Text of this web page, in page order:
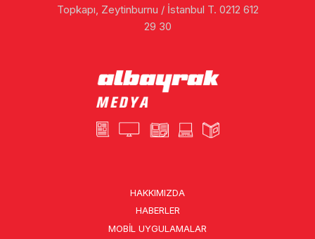
Topkapı, Zeytinburnu / İstanbul T. 0212 612
29 30
HAKKIMIZDA
HABERLER
MOBIL UYGULAMALAR